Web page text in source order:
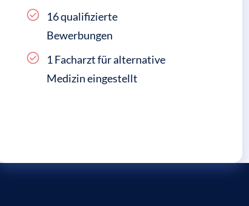
16 qualifizierte
Bewerbungen
1 Facharzt für alternative
Medizin eingestellt